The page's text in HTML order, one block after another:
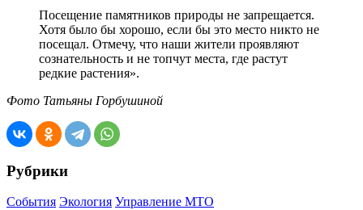
Посещение памятников природы не запрещается.
Хотя было бы хорошо, если бы это место никто не
посещал. Отмечу, что наши жители проявляют
сознательность и не топчут места, где растут
редкие растения».
Фото Татьяны Горбушиной
Рубрики
События Экология Управление МТО